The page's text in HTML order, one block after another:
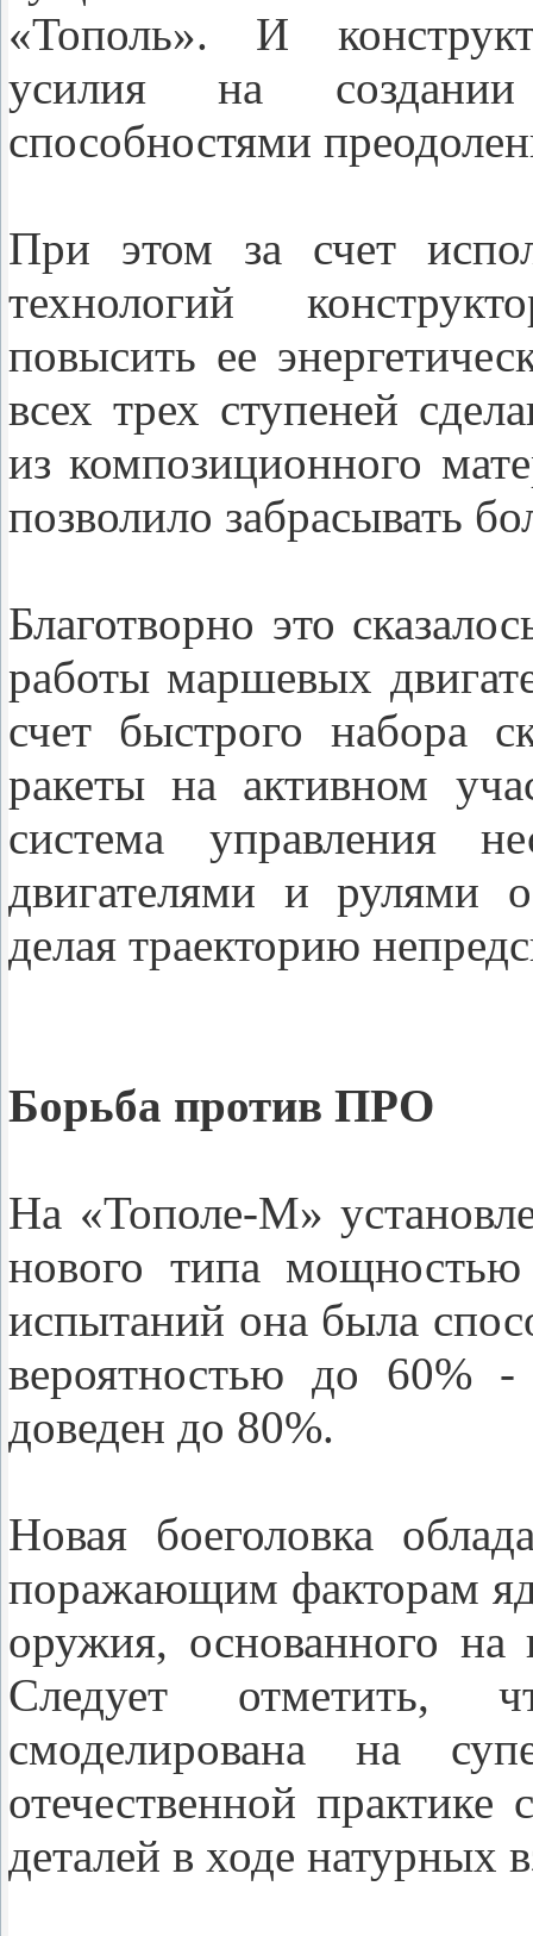
«Тополь». И
усилия на
способностями
При этом за счет
технологий
повысить ее
всех трех ступеней
из композиционного
позволило забрасывать
Благотворно это
работы маршевых
счет быстрого набора
ракеты на активном
система управления
двигателями и рулями
делая траекторию
Борьба против ПРО
На «Тополе-М»
нового типа
испытаний она была
вероятностью до 60% -
доведен до 80%.
Новая боеголовка
поражающим факторам
оружия, основанного
Следует отметить,
смоделирована на
отечественной
деталей в ходе натурных